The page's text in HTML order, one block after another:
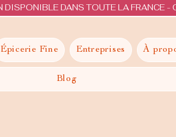
Épicerie Fine Entreprises À
Blog